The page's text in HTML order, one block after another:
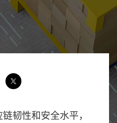
韧性和安全水平，